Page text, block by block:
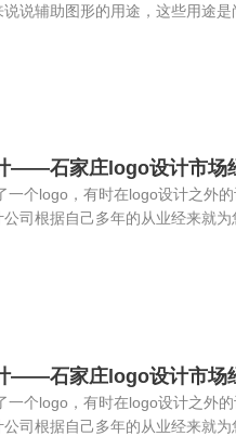
说辅助图形的用途，这些用途
——石家庄logo设计市场
一个logo，有时在logo设计之外
公司根据自己多年的从业经来就
——石家庄logo设计市场
一个logo，有时在logo设计之外
公司根据自己多年的从业经来就